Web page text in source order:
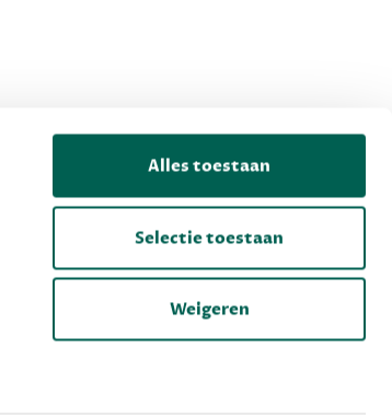
Alles toestaan
Selectie toestaan
Weigeren